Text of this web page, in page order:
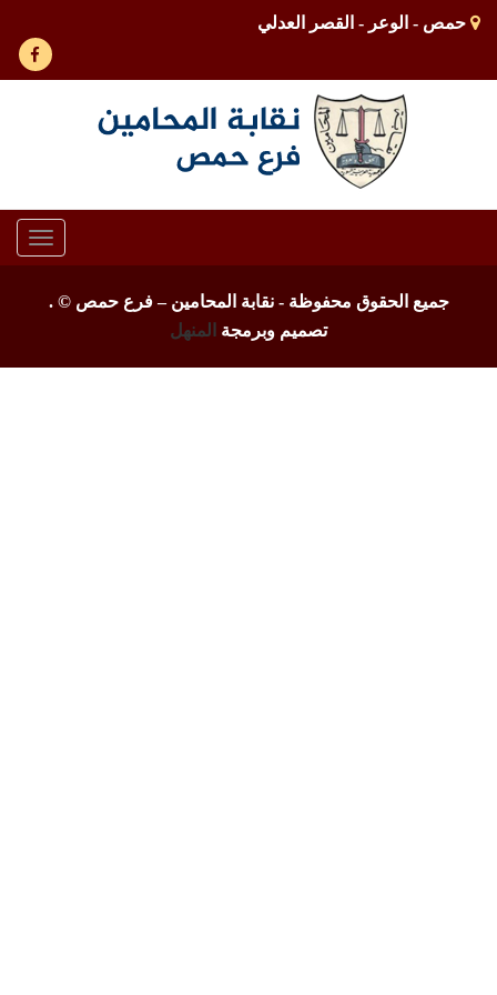
حمص - الوعر - القصر العدلي
جميع الحقوق محفوظة - نقابة المحامين – فرع حمص ©.
تصميم وبرمجة
المنهل